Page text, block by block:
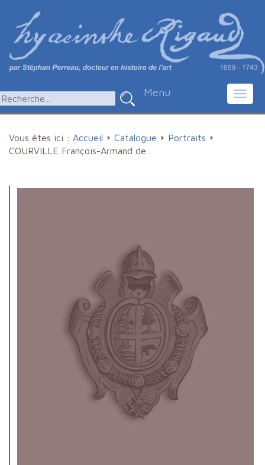
Menu
Vous êtes ici : Accueil Catalogue
Portraits
COURVILLE François-Armand de